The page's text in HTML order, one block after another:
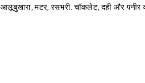
आलूबुखारा, मटर, रसभरी, चॉकलेट, दही और